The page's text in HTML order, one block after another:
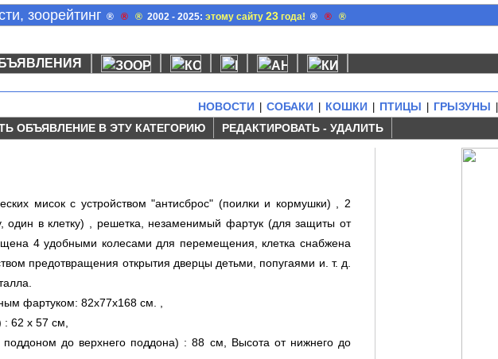
зоорейтинг ® ® ® 2002 - 2025:этому сайту23 года! ® ® ®
НОВОСТИ СОБАКИ КОШКИ ПТИЦЫ ГРЫЗУНЫ
ОБЪЯВЛЕНИЕ В ЭТУ КАТЕГОРИЮ РЕДАКТИРОВАТЬ - УДАЛИТЬ
мисок с устройством "антисброс" (поилки и кормушки) , 2
один в клетку) , решетка, незаменимый фартук (для защиты от
4 удобными колесами для перемещения, клетка снабжена
предотвращения открытия дверцы детьми, попугаями и. т. д.
фартуком: 82х77х168 см. ,
62 х 57 см,
до верхнего поддона) : 88 см, Высота от нижнего до